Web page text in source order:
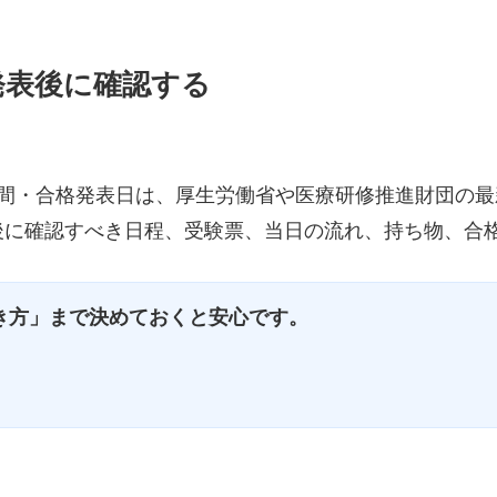
後に確認する
・合格発表日は、厚生労働省や医療研修推進財団の
確認すべき日程、受験票、当日の流れ、持ち物、合
」まで決めておくと安心です。